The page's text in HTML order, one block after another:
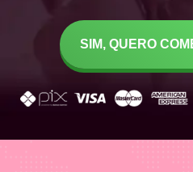
SIM, QUERO